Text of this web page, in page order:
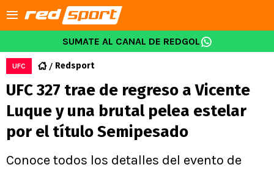
SUMATE AL CANAL DE REDGOL
UFC Redsport
UFC 327 trae de regreso a Vicente
Luque y una brutal pelea estelar
por el título Semipesado
Conoce todos los detalles del evento de